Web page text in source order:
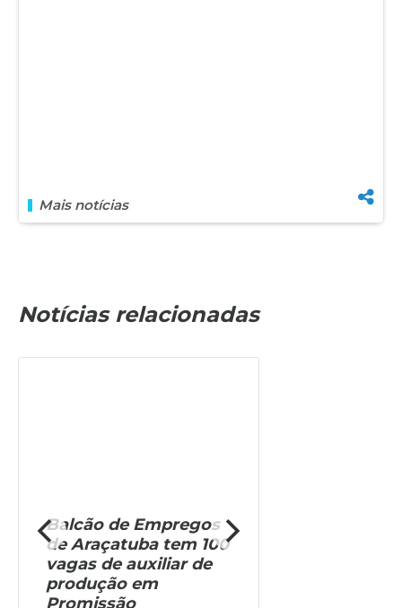
Mais notícias
Notícias relacionadas
Balcão de Empregos
de Araçatuba tem 100
vagas de auxiliar de
produção em
Promissão